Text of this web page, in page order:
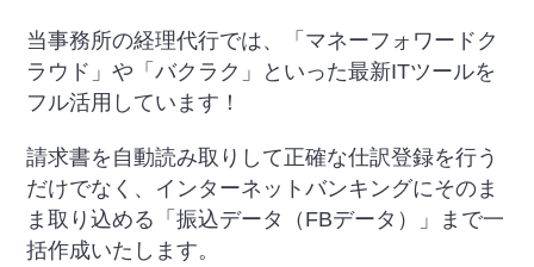
当事務所の経理代行では、「マネーフォワードク
ラウド」や「バクラク」といった最新ITツールを
フル活用しています！
請求書を自動読み取りして正確な仕訳登録を行う
だけでなく、インターネットバンキングにそのま
ま取り込める「振込データ（FBデータ）」まで一
括作成いたします。